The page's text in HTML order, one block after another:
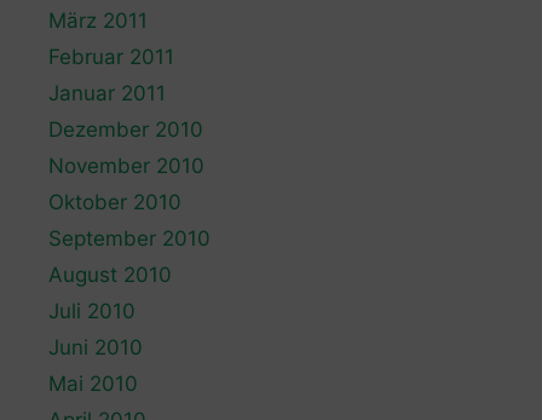
März 2011
Februar 2011
Januar 2011
Dezember 2010
November 2010
Oktober 2010
September 2010
August 2010
Juli 2010
Juni 2010
Mai 2010